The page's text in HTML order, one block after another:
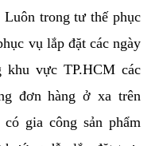
trong tư thế phục
vụ lắp đặt các ngày
khu vực TP.HCM các
đơn hàng ở xa trên
gia công sản phẩm